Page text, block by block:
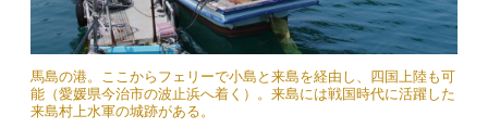
馬島の港。ここからフェリーで小島と来島を経由し、四国上陸も可
能（愛媛県今治市の波止浜へ着く）。来島には戦国時代に活躍した
来島村上水軍の城跡がある。